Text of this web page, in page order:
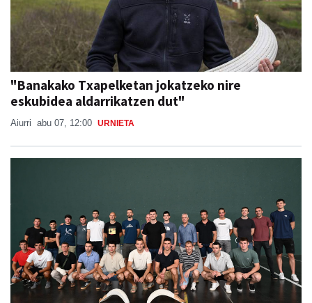
"Banakako Txapelketan jokatzeko nire
eskubidea aldarrikatzen dut"
Aiurri abu 07, 12:00 URNIETA